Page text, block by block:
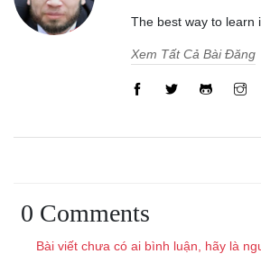
The best way to learn
Xem Tất Cả Bài Đăng
0 Comments
Bài viết chưa có ai bình luận, hãy là